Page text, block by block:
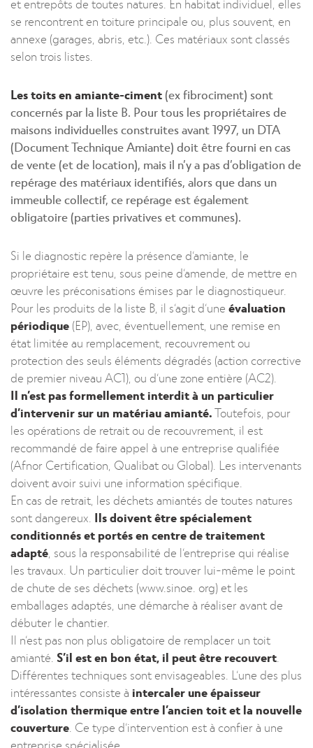
se rencontrent en toiture principale ou, plus souvent, en
annexe (garages, abris, etc.). Ces matériaux sont classés
selon trois listes.
Les toits en amiante-ciment (ex fibrociment) sont
concernés par la liste B. Pour tous les propriétaires de
maisons individuelles construites avant 1997, un DTA
(Document Technique Amiante) doit être fourni en cas
de vente (et de location), mais il n’y a pas d’obligation de
repérage des matériaux identifiés, alors que dans un
immeuble collectif, ce repérage est également
obligatoire (parties privatives et communes).
Si le diagnostic repère la présence d’amiante, le
propriétaire est tenu, sous peine d’amende, de mettre en
œuvre les préconisations émises par le diagnostiqueur.
Pour les produits de la liste B, il s’agit d’une évaluation
périodique (EP), avec, éventuellement, une remise en
état limitée au remplacement, recouvrement ou
protection des seuls éléments dégradés (action corrective
de premier niveau AC1), ou d’une zone entière (AC2).
Il n’est pas formellement interdit à un particulier
d’intervenir sur un matériau amianté.Toutefois, pour
les opérations de retrait ou de recouvrement, il est
recommandé de faire appel à une entreprise qualifiée
(Afnor Certification, Qualibat ou Global). Les intervenants
doivent avoir suivi une information spécifique.
En cas de retrait, les déchets amiantés de toutes natures
sont dangereux. Ils doivent être spécialement
conditionnés et portés en centre de traitement
adapté , sous la responsabilité de l’entreprise qui réalise
les travaux. Un particulier doit trouver lui-même le point
de chute de ses déchets (www.sinoe. org) et les
emballages adaptés, une démarche à réaliser avant de
débuter le chantier.
Il n’est pas non plus obligatoire de remplacer un toit
amianté. S’il est en bon état, il peut être recouvert
Différentes techniques sont envisageables. L’une des plus
intéressantes consiste à intercaler une épaisseur
d’isolation thermique entre l’ancien toit et la nouvelle
couverture . Ce type d’intervention est à confier à une
entreprise spécialisée.